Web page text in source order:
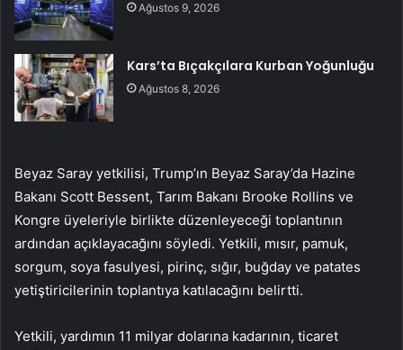
Ağustos 9, 2026
Kars’ta Bıçakçılara Kurban Yoğunluğu
Ağustos 8, 2026
Beyaz Saray yetkilisi, Trump’ın Beyaz Saray’da Hazine
Bakanı Scott Bessent, Tarım Bakanı Brooke Rollins ve
Kongre üyeleriyle birlikte düzenleyeceği toplantının
ardından açıklayacağını söyledi. Yetkili, mısır, pamuk,
sorgum, soya fasulyesi, pirinç, sığır, buğday ve patates
yetiştiricilerinin toplantıya katılacağını belirtti.
Yetkili, yardımın 11 milyar dolarına kadarının, ticaret